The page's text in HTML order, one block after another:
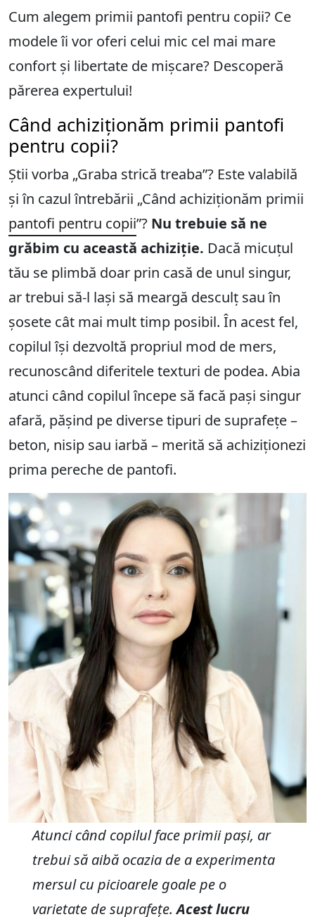
Cum alegem primii pantofi pentru copii? Ce
modele îi vor oferi celui mic cel mai mare
confort și libertate de mișcare? Descoperă
părerea expertului!
Când achiziționăm primii pantofi
pentru copii?
Știi vorba „Graba strică treaba”? Este valabilă
și în cazul întrebării „Când achiziționăm primii
pantofi pentru copii”? Nu trebuie să ne
grăbim cu această achiziție. Dacă micuțul
tău se plimbă doar prin casă de unul singur,
ar trebui să-l lași să meargă desculț sau în
șosete cât mai mult timp posibil. În acest fel,
copilul își dezvoltă propriul mod de mers,
recunoscând diferitele texturi de podea. Abia
atunci când copilul începe să facă pași singur
afară, pășind pe diverse tipuri de suprafețe –
beton, nisip sau iarbă – merită să achiziționezi
prima pereche de pantofi.
Atunci când copilul face primii pași, ar
trebui să aibă ocazia de a experimenta
mersul cu picioarele goale pe o
varietate de suprafețe.Acest lucru